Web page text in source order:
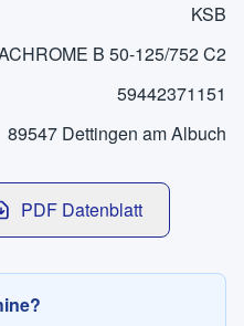
KSB
B 50-125/752 C2
59442371151
89547 Dettingen am Albuch
PDF Datenblatt